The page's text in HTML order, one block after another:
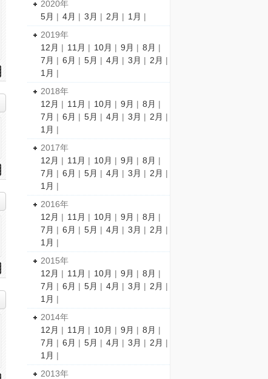
2020年
5月 | 4月 | 3月 | 2月 | 1月 |
2019年
12月 | 11月 | 10月 | 9月 | 8月 |
7月 | 6月 | 5月 | 4月 | 3月 | 2月 |
1月 |
2018年
12月 | 11月 | 10月 | 9月 | 8月 |
7月 | 6月 | 5月 | 4月 | 3月 | 2月 |
1月 |
2017年
12月 | 11月 | 10月 | 9月 | 8月 |
7月 | 6月 | 5月 | 4月 | 3月 | 2月 |
1月 |
2016年
12月 | 11月 | 10月 | 9月 | 8月 |
7月 | 6月 | 5月 | 4月 | 3月 | 2月 |
1月 |
2015年
12月 | 11月 | 10月 | 9月 | 8月 |
7月 | 6月 | 5月 | 4月 | 3月 | 2月 |
1月 |
2014年
12月 | 11月 | 10月 | 9月 | 8月 |
7月 | 6月 | 5月 | 4月 | 3月 | 2月 |
1月 |
2013年